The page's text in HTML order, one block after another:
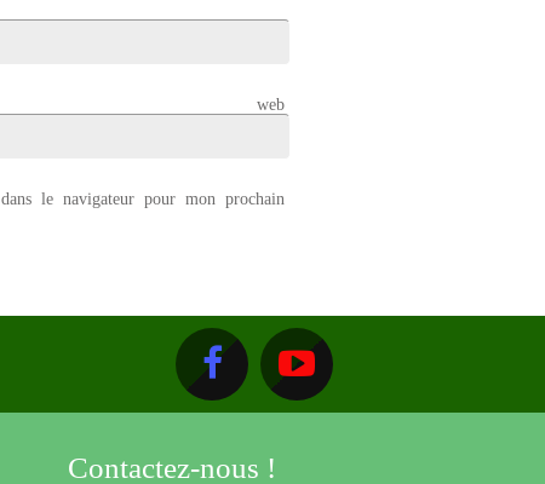
le navigateur pour mon prochain
Contactez-nous !